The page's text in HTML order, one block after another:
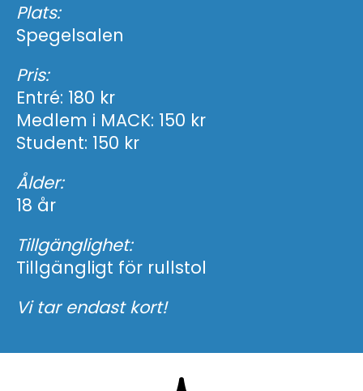
Plats:
Spegelsalen
Pris:
Entré: 180 kr
Medlem i MACK: 150 kr
Student: 150 kr
Ålder:
18 år
Tillgänglighet:
Tillgängligt för rullstol
Vi tar endast kort!